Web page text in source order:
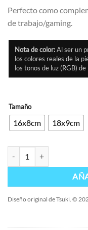
Perfecto como
de trabajo/gaming.
Nota de color:Al ser un
los colores reales de la
los tonos de luz (RGB)
Tamaño
16x8cm 18x9cm
Diseño original de Tsuki. ©